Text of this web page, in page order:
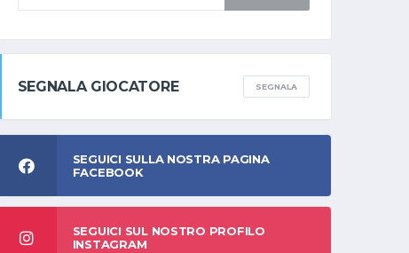
SEGNALA GIOCATORE SEGNALA
SEGUICI SULLA NOSTRA PAGINA
FACEBOOK
SEGUICI SUL NOSTRO PROFILO
INSTAGRAM